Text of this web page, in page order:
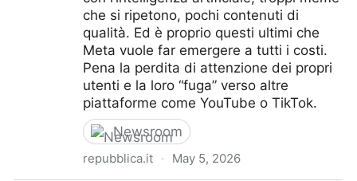
che si ripetono, pochi contenuti di
qualità. Ed è proprio questi ultimi che
Meta vuole far emergere a tutti i costi.
Pena la perdita di attenzione dei propri
utenti e la loro “fuga” verso altre
piattaforme come YouTube o TikTok.
Newsroom
repubblica.it · May 5, 2026